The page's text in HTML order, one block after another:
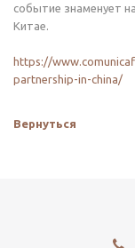
событие знаменует
Китае.
https://
partnership-in-china/
Вернуться